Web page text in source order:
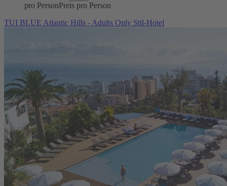
pro PersonPreis pro Person
TUI BLUE Atlantic Hills - Adults Only Stil-Hotel